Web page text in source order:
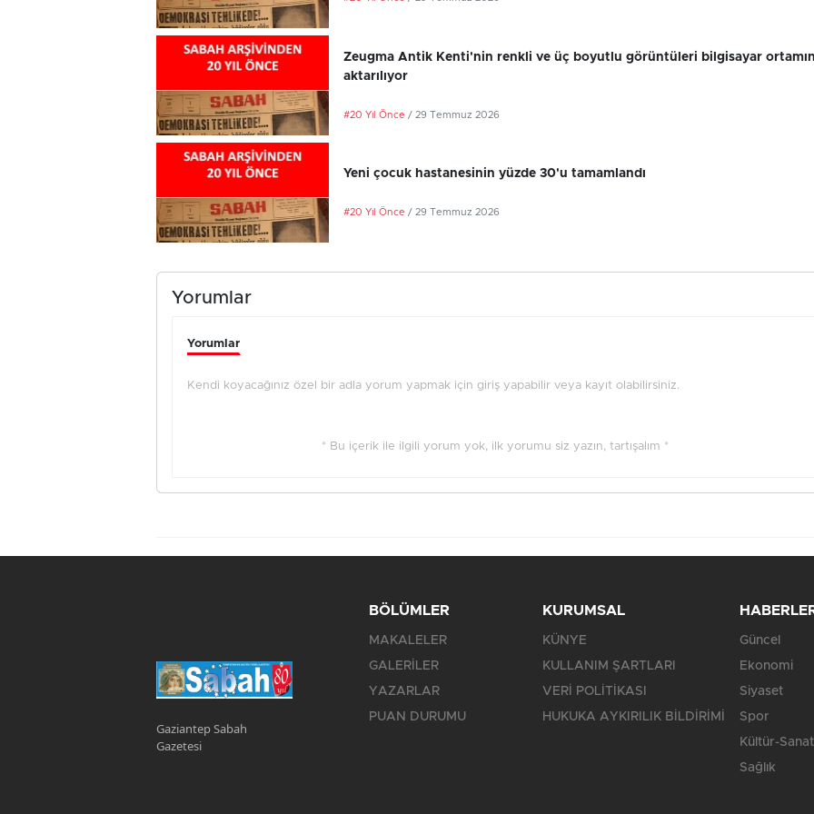
Zeugma Antik Kenti'nin renkli ve üç boyutlu görüntüleri bilgisayar
aktarılıyor
#20 Yıl Önce / 29 Temmuz 2026
Yeni çocuk hastanesinin yüzde 30'u tamamlandı
#20 Yıl Önce / 29 Temmuz 2026
Yorumlar
Yorumlar
Kendi koyacağınız özel bir adla yorum yapmak için giriş yapabilir veya kayıt olabilirsiniz.
* Bu içerik ile ilgili yorum yok, ilk yorumu siz yazın, tartışalım *
Gaziantep Sabah
Gazetesi
BÖLÜMLER
MAKALELER
GALERİLER
YAZARLAR
PUAN DURUMU
KURUMSAL
KÜNYE
KULLANIM ŞARTLARI
VERİ POLİTİKASI
HUKUKA AYKIRILIK BİLDİRİMİ
Güncel
Ekonomi
Siyaset
Spor
Kültür-Sanat
Sağlık